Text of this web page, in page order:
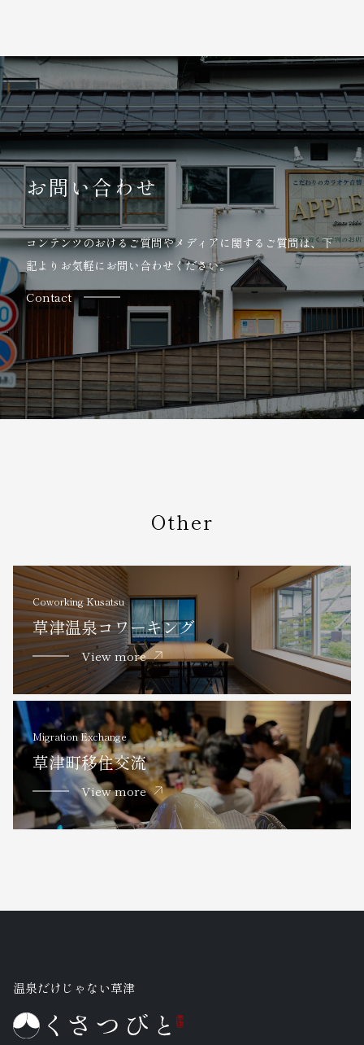
お問い合わせ
コンテンツのおけるご質問やメディアに関するご質問は、下
記よりお気軽にお問い合わせください。
Contact
Other
Coworking Kusatsu
草津温泉コワーキング
View more
Migration Exchange
草津町移住交流
View more
温泉だけじゃない草津